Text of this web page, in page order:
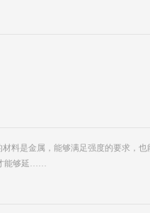
料是金属，能够满足强度的要求，
能够延……